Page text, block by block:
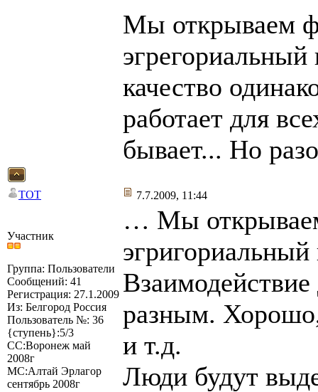
Мы открываем
качество
работает для
бывает... Но
TOT 7.7.2009, 11:44
Участник
Группа: Пользователи
Сообщений: 41
Регистрация: 27.1.2009
Из: Белгород Россия
Пользователь №: 36
{ступень}:5/3
СС:Воронеж май
2008г
МС:Алтай Эрлагор
сентябрь 2008г
… Мы
разным. Хорошо,
и т.д.
Люди будут